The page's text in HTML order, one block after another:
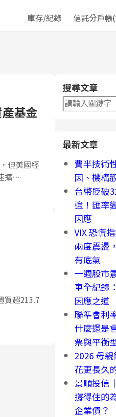
庫存/紀錄 信託分戶帳
基金
但美國經
擴…
買超213.7
搜尋文章
搜
尋
最新文章
費半技術
因、機構
台幣貶破
強！匯率
因應
VIX 恐慌
兩度震盪
有底氣
一週股市
車全紀錄
因應之道
聯準會利
什麼還是
票與平衡
2026 母
花更長久
景順投信
撐得住的
企業債？